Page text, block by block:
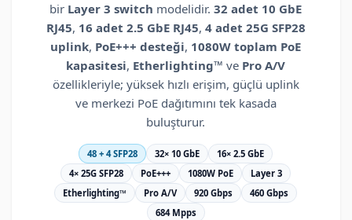
bir Layer 3 switch modelidir.32 adet 10 GbE
RJ45, 16 adet 2.5 GbE RJ45, 4 adet 25G SFP28
uplink, PoE+++ desteği, 1080W toplam PoE
kapasitesi, Etherlighting™ ve Pro A/V
özellikleriyle; yüksek hızlı erişim, güçlü uplink
ve merkezi PoE dağıtımını tek kasada
buluşturur.
48 + 4 SFP28 32× 10 GbE
16× 2.5 GbE
4× 25G SFP28
PoE+++ 1080W PoE
Layer 3
Etherlighting™
Pro A/V 920 Gbps
460 Gbps
684 Mpps